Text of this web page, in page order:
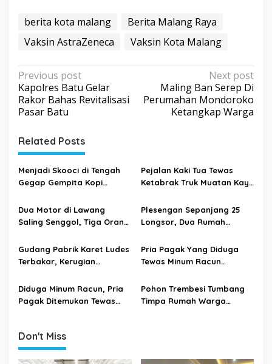
berita kota malang
Berita Malang Raya
Vaksin AstraZeneca
Vaksin Kota Malang
P
o
s
n
a
v
g
a
t
i
o
n
Previous post
Kapolres Batu Gelar
Rakor Bahas Revitalisasi
Pasar Batu
Next post
Maling Ban Serep Di
Perumahan Mondoroko
Ketangkap Warga
Related Posts
Menjadi Skooci di Tengah
Gegap Gempita Kopi
Pejalan Kaki Tua Tewas
Ketabrak Truk Muatan Kayu
Dua Motor di Lawang
Saling Senggol, Tiga Orang
Plesengan Sepanjang 25
Longsor, Dua Rumah
Ambrol
Gudang Pabrik Karet Ludes
Terbakar, Kerugian
Pria Pagak Yang Diduga
Tewas Minum Racun
Diduga Minum Racun, Pria
Pagak Ditemukan Tewas
Pohon Trembesi Tumbang
Timpa Rumah Warga
Don't Miss